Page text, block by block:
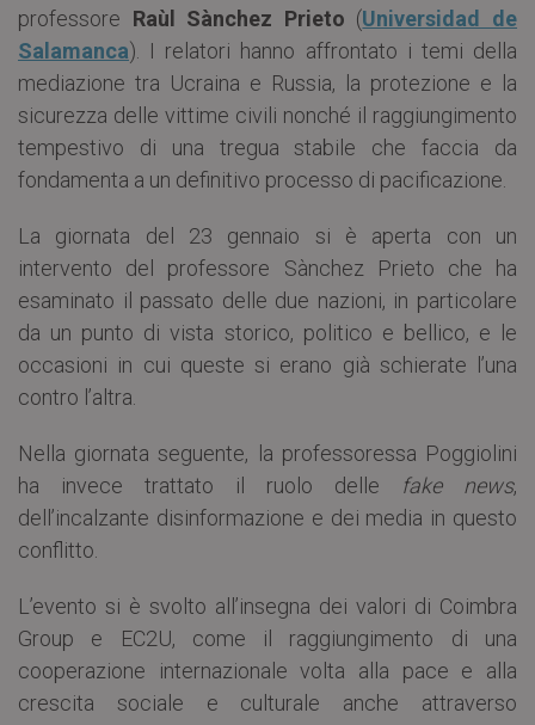
professore Raùl Sànchez Prieto (Universidad de
Salamanca). I relatori hanno affrontato i temi della
mediazione tra Ucraina e Russia, la protezione e la
sicurezza delle vittime civili nonché il raggiungimento
tempestivo di una tregua stabile che faccia da
fondamenta a un definitivo processo di pacificazione.
La giornata del 23 gennaio si è aperta con un
intervento del professore Sànchez Prieto che ha
esaminato il passato delle due nazioni, in particolare
da un punto di vista storico, politico e bellico, e le
occasioni in cui queste si erano già schierate l’una
contro l’altra.
Nella giornata seguente, la professoressa Poggiolini
ha invece trattato il ruolo delle fake news,
dell’incalzante disinformazione e dei media in questo
conflitto.
L’evento si è svolto all’insegna dei valori di Coimbra
Group e EC2U, come il raggiungimento di una
cooperazione internazionale volta alla pace e alla
crescita sociale e culturale anche attraverso